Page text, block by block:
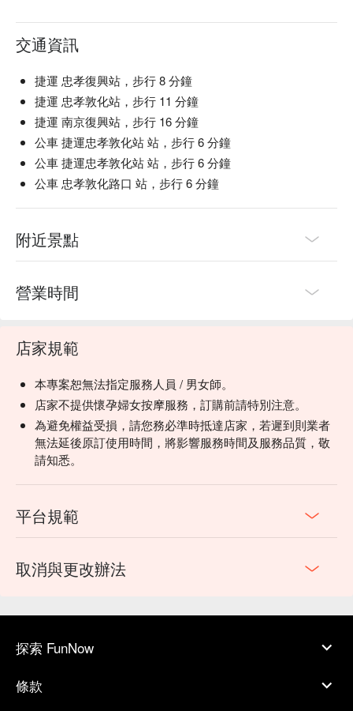
交通資訊
捷運 忠孝復興站，步行 8 分鐘
捷運 忠孝敦化站，步行 11 分鐘
捷運 南京復興站，步行 16 分鐘
公車 捷運忠孝敦化站 站，步行 6 分鐘
公車 捷運忠孝敦化站 站，步行 6 分鐘
公車 忠孝敦化路口 站，步行 6 分鐘
附近景點
營業時間
店家規範
本專案恕無法指定服務人員 / 男女師。
店家不提供懷孕婦女按摩服務，訂購前請特別注意。
為避免權益受損，請您務必準時抵達店家，若遲到則業者
無法延後原訂使用時間，將影響服務時間及服務品質，敬
請知悉。
平台規範
取消與更改辦法
探索 FunNow
條款